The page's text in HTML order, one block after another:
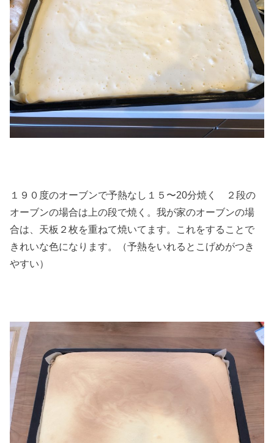
１９０度のオーブンで予熱なし１５〜20分焼く ２段の
オーブンの場合は上の段で焼く。我が家のオーブンの場
合は、天板２枚を重ねて焼いてます。これをすることで
きれいな色になります。（予熱をいれるとこげめがつき
やすい）